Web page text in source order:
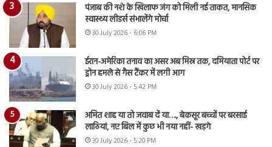
पंजाब की नशे के खिलाफ जंग को मिली नई ताकत, मानसिक
स्वास्थ्य लीडर्स संभालेंगे मोर्चा
30 July 2026 - 6:06 PM
ईरान-अमेरिका तनाव का असर अब मिस्र तक, दमियाता पोर्ट पर
ड्रोन हमले से गैस टैंकर में लगी आग
30 July 2026 - 5:42 PM
अमित शाह या तो जवाब दें या…., बेकसूर बच्चों पर बरसाई
लाठियां, नए बिल में कुछ भी नया नहीं- खड़गे
30 July 2026 - 5:20 PM